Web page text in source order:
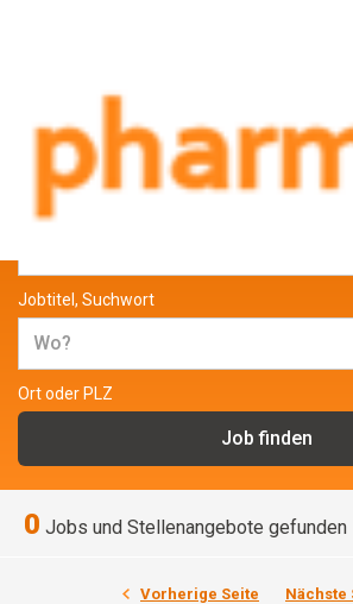
Jobs und Stellenangebote aus
Pharmabranche
Jobtitel, Suchwort
Ort oder PLZ
0 Jobs und Stellenangebote gefunden
Vorherige Seite Nächste